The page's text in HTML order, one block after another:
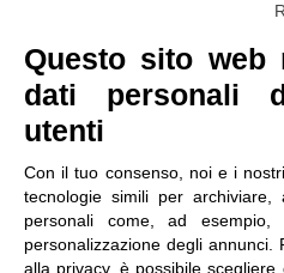
contatti| qualità accessibilità |
Questo sito web
dati personali
utenti
Con il tuo consenso, noi e i
tecnologie simili per
personali come, ad
personalizzazione degli
alla privacy, è possibile